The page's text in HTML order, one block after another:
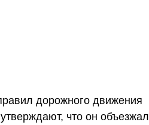
дорожного движения
что он объезжал